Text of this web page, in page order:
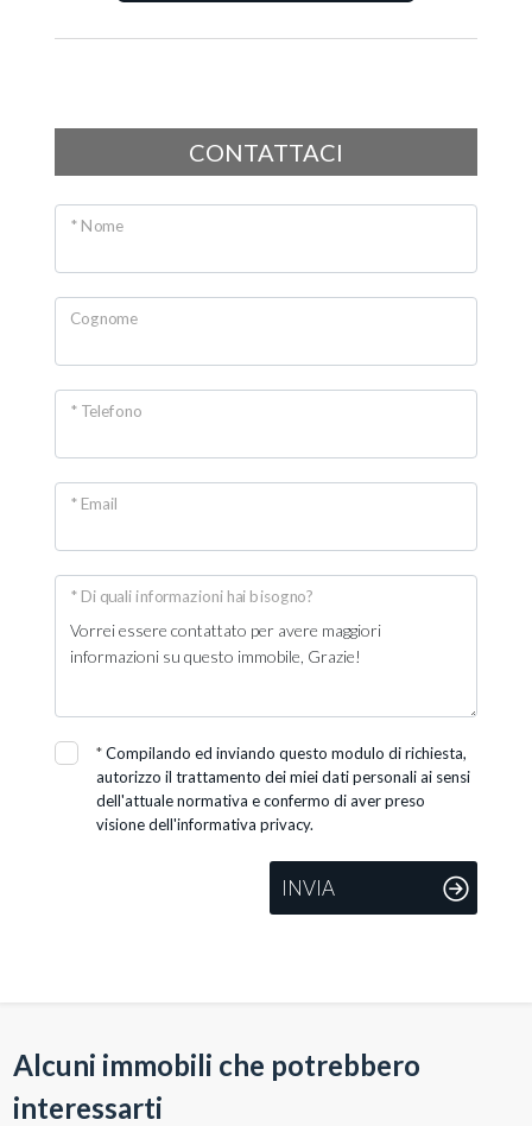
CONTATTACI
* Nome
Cognome
* Telefono
* Email
* Di quali informazioni hai bisogno?
*Compilando ed inviando questo modulo di richiesta,
autorizzo il trattamento dei miei dati personali ai sensi
dell'attuale normativa e confermo di aver preso
visione dell'informativa privacy.
INVIA
Alcuni immobili che potrebbero
interessarti